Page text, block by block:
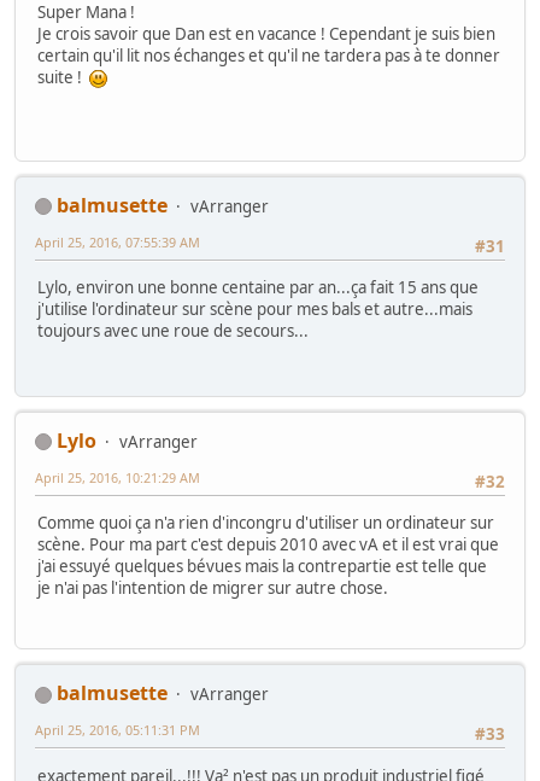
Super Mana !
Je crois savoir que Dan est en vacance ! Cependant je suis bien
certain qu'il lit nos échanges et qu'il ne tardera pas à te donner
suite !
balmusette
vArranger
#31
April 25, 2016, 07:55:39 AM
Lylo, environ une bonne centaine par an...ça fait 15 ans que
j'utilise l'ordinateur sur scène pour mes bals et autre...mais
toujours avec une roue de secours...
Lylo
vArranger
#32
April 25, 2016, 10:21:29 AM
Comme quoi ça n'a rien d'incongru d'utiliser un ordinateur sur
scène. Pour ma part c'est depuis 2010 avec vA et il est vrai que
j'ai essuyé quelques bévues mais la contrepartie est telle que
je n'ai pas l'intention de migrer sur autre chose.
balmusette
vArranger
#33
April 25, 2016, 05:11:31 PM
exactement pareil...!!! Va² n'est pas un produit industriel figé